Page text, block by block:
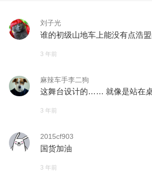
刘子光
谁的初级山地车上能没有点浩
3 年前
麻辣车手李二狗
这舞台设计的…… 就像是站在
3 年前
2015cf903
国货加油
3 年前